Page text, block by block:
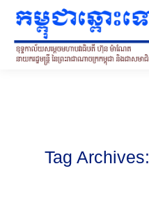
Tag Archives: